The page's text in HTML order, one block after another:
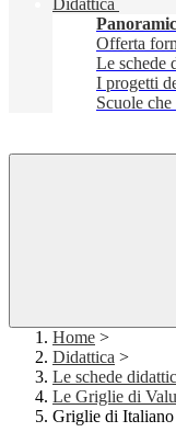
Didattica
Offerta
Le schede
I progetti
Scuole
Home >
Didattica >
Le schede
Le Griglie di
Griglie di